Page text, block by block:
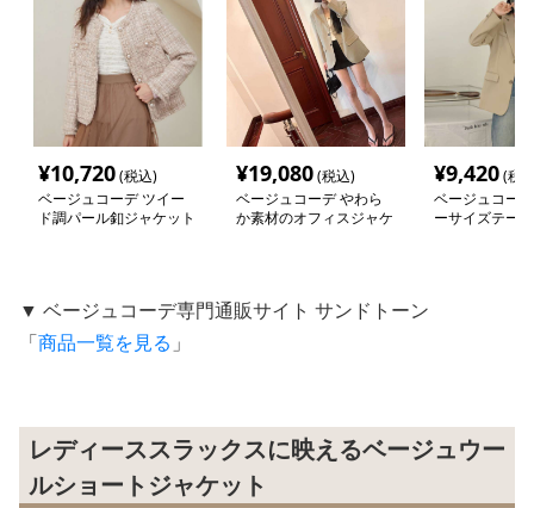
¥10,720(税込)
ベージュコーデ ツイー
ド調パール釦ジャケット
¥19,080(税込)
ベージュコーデ やわら
か素材のオフィスジャケ
¥9,420(税
ベージュコー
ーサイズテー
▼ ベージュコーデ専門通販サイト サンドトーン
「商品一覧を見る 」
レディーススラックスに映えるベージュウー
ルショートジャケット